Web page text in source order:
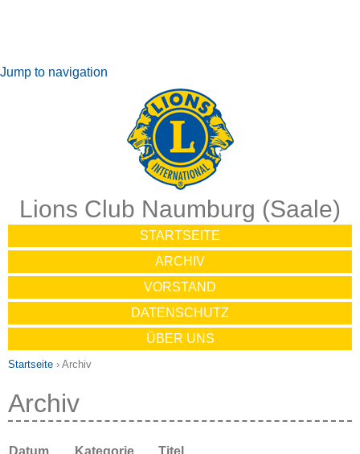
Jump to navigation
Lions Club Naumburg (Saale)
STARTSEITE
ARCHIV
VORSTAND
DATENSCHUTZ
ÜBER UNS
Startseite › Archiv
Archiv
Datum Kategorie
Titel